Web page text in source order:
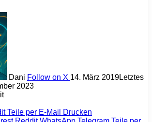
Dani Follow on X 14. März 2019Letztes
2023
Teile per E-Mail
Drucken